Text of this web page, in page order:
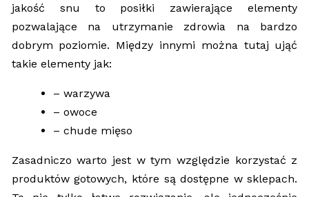
jakość snu to posiłki zawierające elementy
pozwalające na utrzymanie zdrowia na bardzo
dobrym poziomie. Między innymi można tutaj ująć
takie elementy jak:
– warzywa
– owoce
– chude mięso
Zasadniczo warto jest w tym względzie korzystać z
produktów gotowych, które są dostępne w sklepach.